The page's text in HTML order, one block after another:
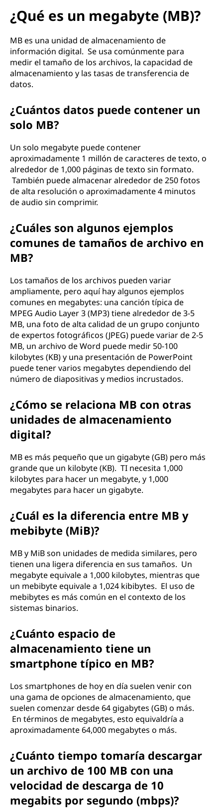
¿Qué es un megabyte (MB)?
MB es una unidad de almacenamiento de
información digital. Se usa comúnmente para
medir el tamaño de los archivos, la capacidad de
almacenamiento y las tasas de transferencia de
datos.
¿Cuántos datos puede contener un
solo MB?
Un solo megabyte puede contener
aproximadamente 1 millón de caracteres de texto, o
alrededor de 1,000 páginas de texto sin formato.
También puede almacenar alrededor de 250 fotos
de alta resolución o aproximadamente 4 minutos
de audio sin comprimir.
¿Cuáles son algunos ejemplos
comunes de tamaños de archivo en
MB?
Los tamaños de los archivos pueden variar
ampliamente, pero aquí hay algunos ejemplos
comunes en megabytes: una canción típica de
MPEG Audio Layer 3 (MP3) tiene alrededor de 3-5
MB, una foto de alta calidad de un grupo conjunto
de expertos fotográficos (JPEG) puede variar de 2-5
MB, un archivo de Word puede medir 50-100
kilobytes (KB) y una presentación de PowerPoint
puede tener varios megabytes dependiendo del
número de diapositivas y medios incrustados.
¿Cómo se relaciona MB con otras
unidades de almacenamiento
digital?
MB es más pequeño que un gigabyte (GB) pero más
grande que un kilobyte (KB). TI necesita 1,000
kilobytes para hacer un megabyte, y 1,000
megabytes para hacer un gigabyte.
¿Cuál es la diferencia entre MB y
mebibyte (MiB)?
MB y MiB son unidades de medida similares, pero
tienen una ligera diferencia en sus tamaños. Un
megabyte equivale a 1,000 kilobytes, mientras que
un mebibyte equivale a 1,024 kibibytes. El uso de
mebibytes es más común en el contexto de los
sistemas binarios.
¿Cuánto espacio de
almacenamiento tiene un
smartphone típico en MB?
Los smartphones de hoy en día suelen venir con
una gama de opciones de almacenamiento, que
suelen comenzar desde 64 gigabytes (GB) o más.
En términos de megabytes, esto equivaldría a
aproximadamente 64,000 megabytes o más.
¿Cuánto tiempo tomaría descargar
un archivo de 100 MB con una
velocidad de descarga de 10
megabits por segundo (mbps)?